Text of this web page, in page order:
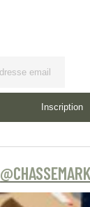
Inscription